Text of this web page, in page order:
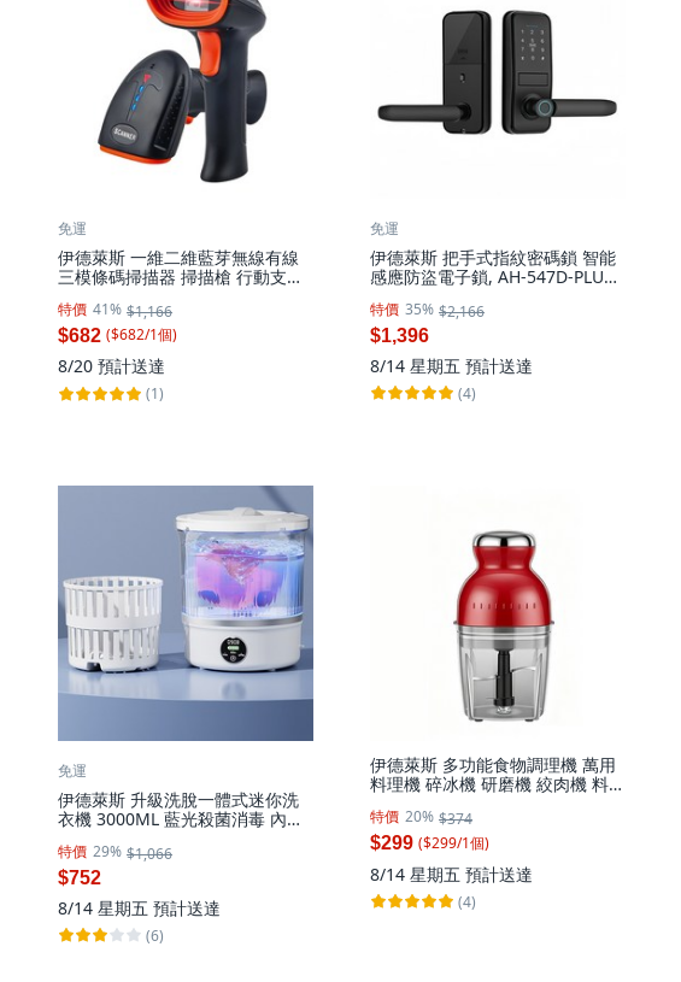
免運
伊德萊斯 一維二維藍芽無線有線
三模條碼掃描器 掃描槍 行動支付
041D 黑色
特價 41% $1,166
$682 ($682/1個)
8/20 預計送達
(1)
免運
伊德萊斯 把手式指紋密碼鎖 智能
感應防盜電子鎖, AH-547D-PLUS-
特價 35% $2,166
$1,396
8/14 星期五 預計送達
(4)
免運
伊德萊斯 升級洗脫一體式迷你洗
衣機 3000ML 藍光殺菌消毒 內衣
白色, AH-661G
特價 29% $1,066
$752
8/14 星期五 預計送達
(6)
伊德萊斯 多功能食物調理機 萬用
料理機 碎冰機 研磨機 絞肉機 料理
特價 20% $374
$299 ($299/1個)
8/14 星期五 預計送達
(4)